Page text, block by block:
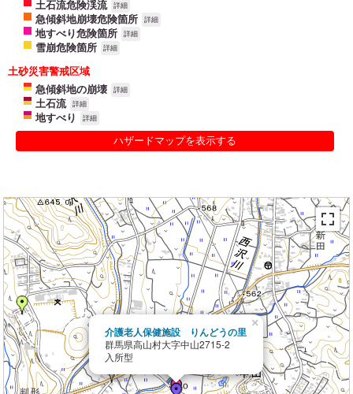
土石流危険渓流
詳細
急傾斜地崩壊危険箇所 詳細
地すべり危険箇所 詳細
雪崩危険箇所 詳細
土砂災害警戒区域
急傾斜地の崩壊
詳細
土石流 詳細
地すべり 詳細
ハザードマップを表示する
介護老人保健施設 りんどうの里
群馬県高山村大字中山2715-2
入所型
×